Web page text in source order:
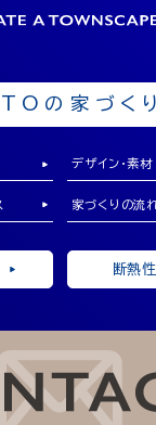
の家づくり
デザイン・素材
家づくりの流れ
断熱